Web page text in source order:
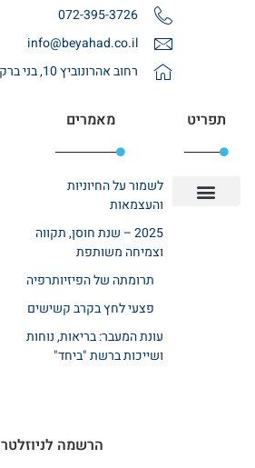
072-395-3726
info@beyahad.co.il
רחוב אהרונוביץ 10, בני ברק
תפריט מאמרים
לשמור על החיוניות
והעצמאות
2025 – שנת חוסן, תקווה
וצמיחה משותפת
תרומתה של הפיזיותרפיה
פצעי לחץ בקרב קשישים
עונת המעבר: בריאות, נוחות
ושייכות ברשת "ביחד"
הרשמה לניוזלטר